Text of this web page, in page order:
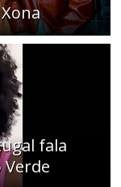
fala